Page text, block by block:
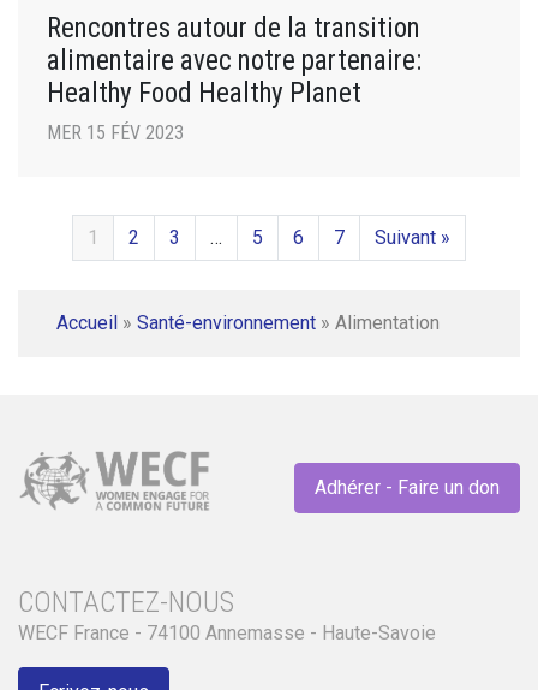
Rencontres autour de la transition
alimentaire avec notre partenaire:
Healthy Food Healthy Planet
MER 15 FÉV 2023
1 2 3 … 5 6 7 Suivant »
Accueil » Santé-environnement » Alimentation
Adhérer - Faire un don
CONTACTEZ-NOUS
WECF France - 74100 Annemasse - Haute-Savoie